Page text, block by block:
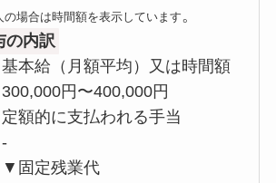
の場合は時間額を表示しています。
の内訳
本給（月額平均）又は時間額
円〜400,000円
的に支払われる手当
定残業代